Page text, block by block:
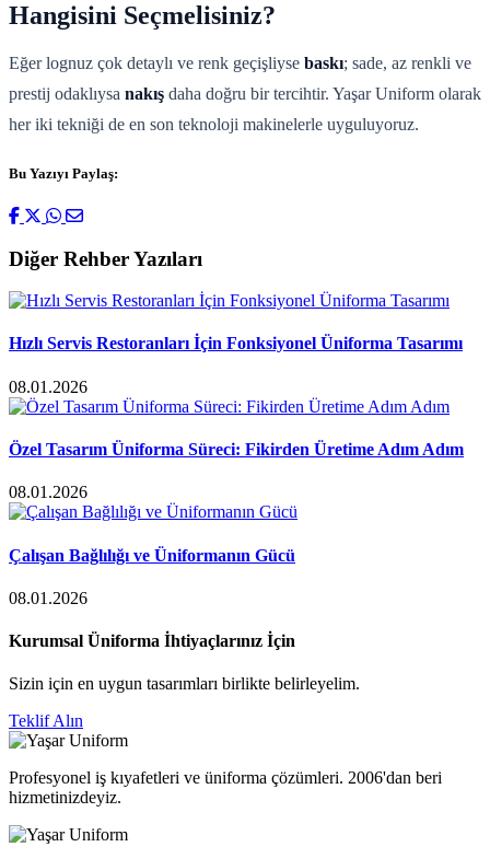
Hangisini Seçmelisiniz?
Eğer lognuz çok detaylı ve renk geçişliyse baskı; sade, az renkli ve
prestij odaklıysa nakış daha doğru bir tercihtir. Yaşar Uniform olarak
her iki tekniği de en son teknoloji makinelerle uyguluyoruz.
Bu Yazıyı Paylaş:
Diğer Rehber Yazıları
Hızlı Servis Restoranları İçin Fonksiyonel Üniforma Tasarımı
08.01.2026
Özel Tasarım Üniforma Süreci: Fikirden Üretime Adım Adım
08.01.2026
Çalışan Bağlılığı ve Üniformanın Gücü
08.01.2026
Kurumsal Üniforma İhtiyaçlarınız İçin
Sizin için en uygun tasarımları birlikte belirleyelim.
Teklif Alın
Profesyonel iş kıyafetleri ve üniforma çözümleri. 2006'dan beri
hizmetinizdeyiz.